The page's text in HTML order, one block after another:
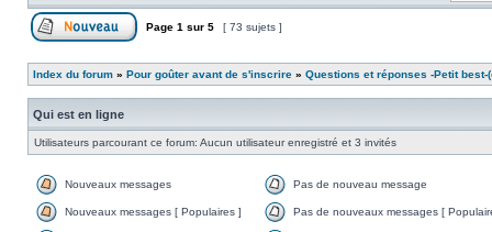
Page 1 sur 5 [ 73 sujets ]
Index du forum » Pour goûter avant de s'inscrire » Questions et réponses -Petit best-
Qui est en ligne
Utilisateurs parcourant ce forum: Aucun utilisateur enregistré et 3 invités
Nouveaux messages Pas de nouveau message
Nouveaux messages [ Populaires ] Pas de nouveaux messages [